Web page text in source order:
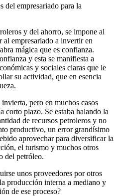
del empresariado para la
y del ahorro, se impone al
empresariado a invertir en
mágica que es confianza.
y esta se manifiesta a
y sociales claras que le
su actividad, que en esencia
pero en muchos casos
corto plazo. Se estaba halando la
de recursos petroleros y no
productivo, un error grandísimo
aprovechar para diversificar la
el turismo y muchos otros
del petróleo.
unos proveedores por otros
producción interna a mediano y
de ese proceso?